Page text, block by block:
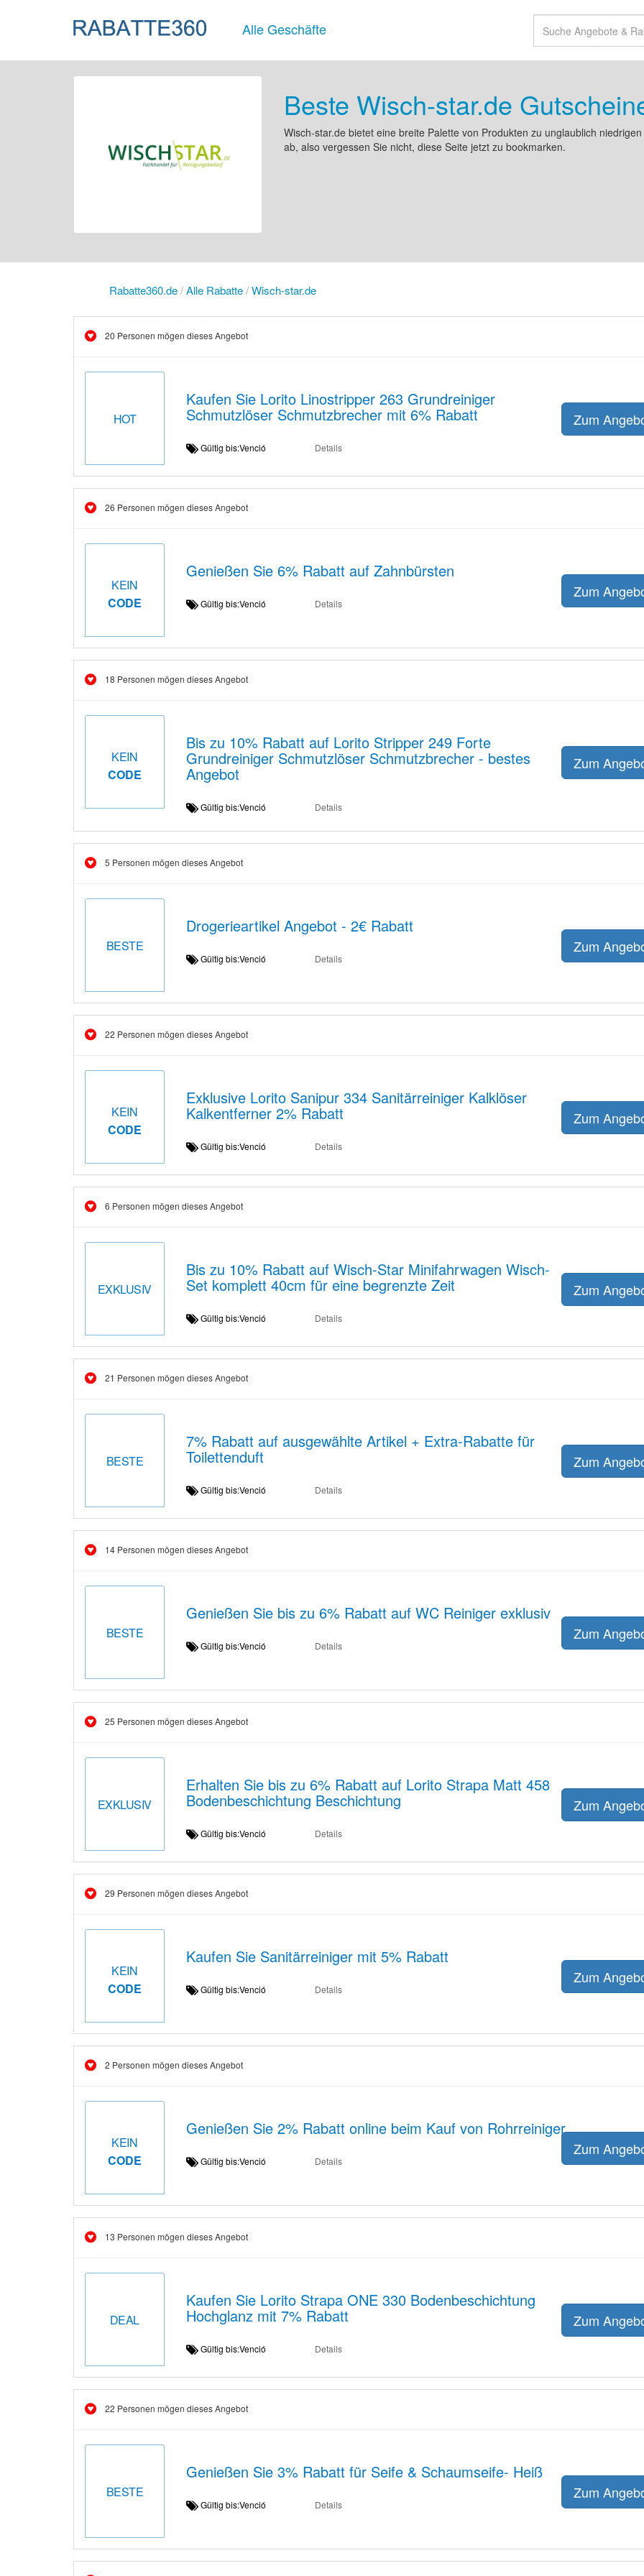
Alle Geschäfte
Beste Wisch-star.de
Wisch-star.de bietet eine breite Palette von Produkten zu unglaublich
ab, also vergessen Sie nicht, diese Seite jetzt zu bookmarken.
Rabatte360.de/Alle Rabatte/Wisch-star.de
20 Personen mögen dieses Angebot
HOT
Kaufen Sie Lorito Linostripper 263 Grundreiniger
Schmutzlöser Schmutzbrecher mit 6% Rabatt
Gültig bis:Venció Details
Zum
26 Personen mögen dieses Angebot
KEIN
CODE
Genießen Sie 6% Rabatt auf Zahnbürsten
Gültig bis:Venció Details
Zum
18 Personen mögen dieses Angebot
KEIN
CODE
Bis zu 10% Rabatt auf Lorito Stripper 249 Forte
Grundreiniger Schmutzlöser Schmutzbrecher - bestes
Angebot
Gültig bis:Venció Details
Zum
5 Personen mögen dieses Angebot
BESTE
Drogerieartikel Angebot - 2€ Rabatt
Gültig bis:Venció Details
Zum
22 Personen mögen dieses Angebot
KEIN
CODE
Exklusive Lorito Sanipur 334 Sanitärreiniger Kalklöser
Kalkentferner 2% Rabatt
Gültig bis:Venció Details
Zum
6 Personen mögen dieses Angebot
EXKLUSIV
Bis zu 10% Rabatt auf Wisch-Star Minifahrwagen Wisch-
Set komplett 40cm für eine begrenzte Zeit
Gültig bis:Venció Details
Zum
21 Personen mögen dieses Angebot
BESTE
7% Rabatt auf ausgewählte Artikel + Extra-Rabatte für
Toilettenduft
Gültig bis:Venció Details
Zum
14 Personen mögen dieses Angebot
BESTE
Genießen Sie bis zu 6% Rabatt auf WC Reiniger exklusiv
Gültig bis:Venció Details
Zum
25 Personen mögen dieses Angebot
EXKLUSIV
Erhalten Sie bis zu 6% Rabatt auf Lorito Strapa Matt 458
Bodenbeschichtung Beschichtung
Gültig bis:Venció Details
Zum
29 Personen mögen dieses Angebot
KEIN
CODE
Kaufen Sie Sanitärreiniger mit 5% Rabatt
Gültig bis:Venció Details
Zum
2 Personen mögen dieses Angebot
KEIN
CODE
Genießen Sie 2% Rabatt online beim Kauf von Rohrreiniger
Gültig bis:Venció Details
Zum
13 Personen mögen dieses Angebot
DEAL
Kaufen Sie Lorito Strapa ONE 330 Bodenbeschichtung
Hochglanz mit 7% Rabatt
Gültig bis:Venció Details
Zum
22 Personen mögen dieses Angebot
BESTE
Genießen Sie 3% Rabatt für Seife & Schaumseife- Heiß
Gültig bis:Venció Details
Zum